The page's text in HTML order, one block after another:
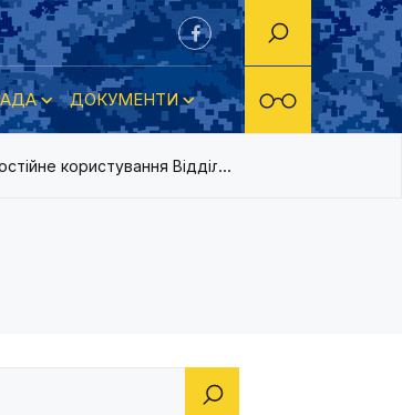
ДОКУМЕНТИ
користування Відділу освіти